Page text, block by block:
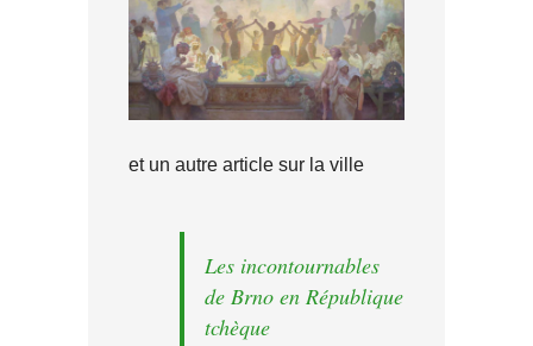
et un autre article sur la ville
Les incontournables
de Brno en République
tchèque